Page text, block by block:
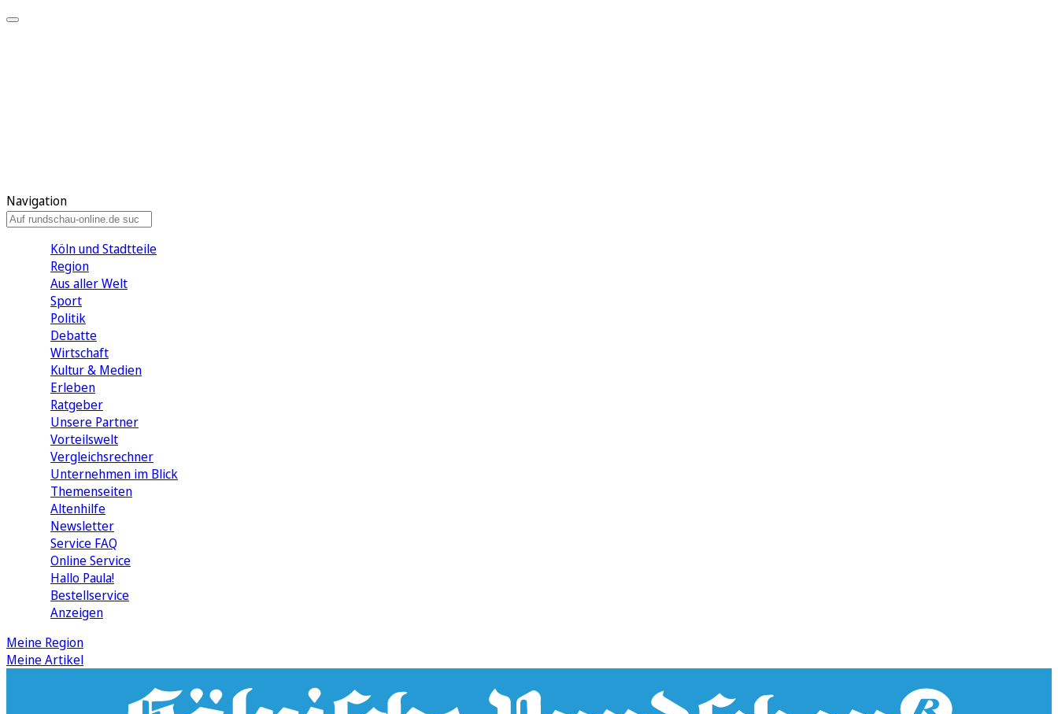
Navigation
Köln und Stadtteile
Region
Aus aller Welt
Sport
Politik
Debatte
Wirtschaft
Kultur & Medien
Erleben
Ratgeber
Unsere Partner
Vorteilswelt
Vergleichsrechner
Unternehmen im Blick
Themenseiten
Altenhilfe
Newsletter
Service FAQ
Online Service
Hallo Paula!
Bestellservice
Anzeigen
Meine Region
Meine Artikel